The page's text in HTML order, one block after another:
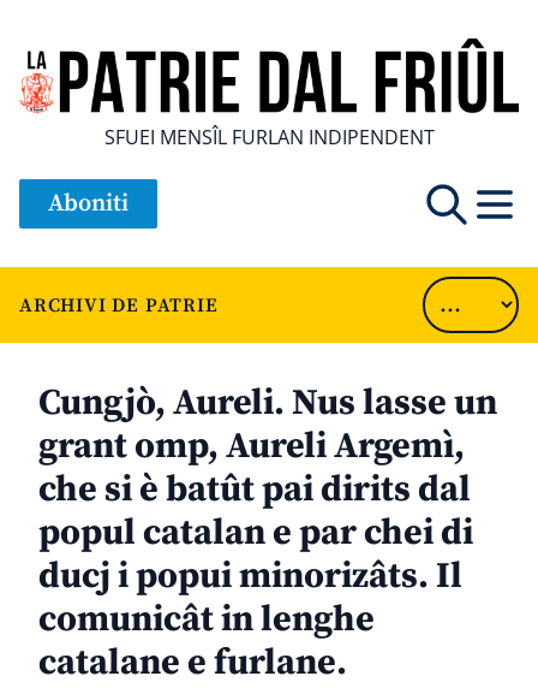
SFUEI MENSÎL FURLAN INDIPENDENT
Aboniti
ARCHIVI DE PATRIE
Cungjò, Aureli. Nus lasse un
grant omp, Aureli Argemì,
che si è batût pai dirits dal
popul catalan e par chei di
ducj i popui minorizâts. Il
comunicât in lenghe
catalane e furlane.